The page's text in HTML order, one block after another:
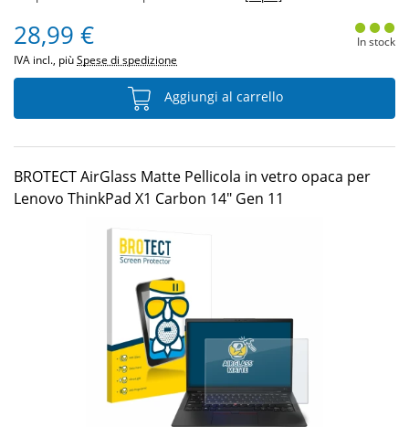
28,99 €
IVA incl., piùSpese di spedizione
In stock
Aggiungi al carrello
BROTECT AirGlass Matte Pellicola in vetro opaca per
Lenovo ThinkPad X1 Carbon 14" Gen 11